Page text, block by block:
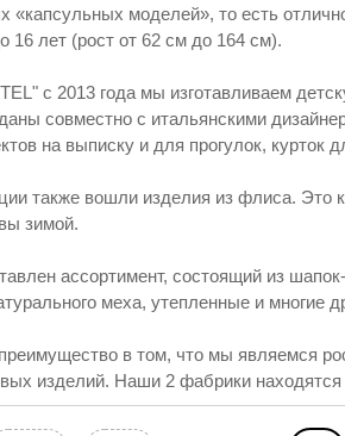
«капсульных моделей», то есть
16 лет (рост от 62 см до 164 см).
с 2013 года мы изготавливаем
совместно с итальянскими
на выписку и для прогулок, курток
также вошли изделия из флиса.
зимой.
ассортимент, состоящий из
меха, утепленные и многие
в том, что мы являемся
изделий. Наши 2 фабрики находятся